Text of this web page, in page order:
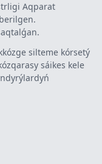
Aqparat
silteme kórsetý
sáikes kele